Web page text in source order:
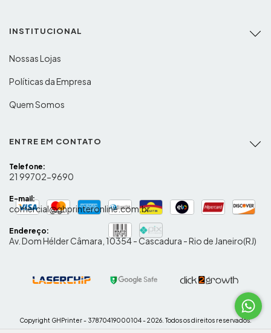
INSTITUCIONAL
Nossas Lojas
Políticas da Empresa
Quem Somos
ENTRE EM CONTATO
Telefone:
21 99702-9690
E-mail:
comercial@ghprinteronline.com.br
Endereço:
Av. Dom Hélder Câmara, 10354 - Cascadura - Rio de Janeiro(RJ)
Copyright GHPrinter - 37870419000104 - 2026. Todos os direitos reservados.